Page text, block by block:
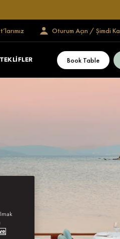
Oturum Açın / Şimdi
TEKLIFLER Book Table